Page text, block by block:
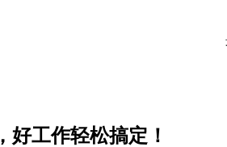
，好工作轻松搞定！